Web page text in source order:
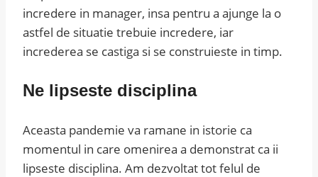
incredere in manager, insa pentru a ajunge la o
astfel de situatie trebuie incredere, iar
increderea se castiga si se construieste in timp.
Ne lipseste disciplina
Aceasta pandemie va ramane in istorie ca
momentul in care omenirea a demonstrat ca ii
lipseste disciplina. Am dezvoltat tot felul de